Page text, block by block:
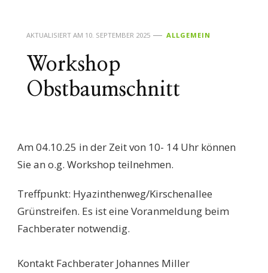
AKTUALISIERT AM 10. SEPTEMBER 2025 ALLGEMEIN
Workshop
Obstbaumschnitt
Am 04.10.25 in der Zeit von 10- 14 Uhr können
Sie an o.g. Workshop teilnehmen.
Treffpunkt: Hyazinthenweg/Kirschenallee
Grünstreifen. Es ist eine Voranmeldung beim
Fachberater notwendig.
Kontakt Fachberater Johannes Miller